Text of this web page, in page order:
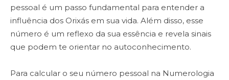
pessoal é um passo fundamental para entender a
influência dos Orixás em sua vida. Além disso, esse
número é um reflexo da sua essência e revela sinais
que podem te orientar no autoconhecimento.
Para calcular o seu número pessoal na Numerologia